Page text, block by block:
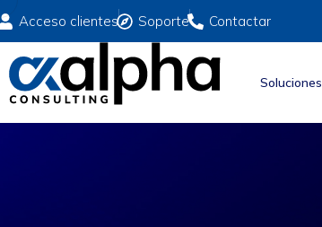
Acceso clientes Soporte Contactar
Soluciones